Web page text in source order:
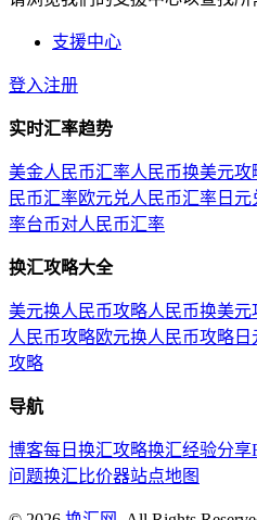
支援中心
登入注册
实时汇率趋势
美金人民币汇率人民币换美元攻
民币汇率欧元兑人民币汇率 日
率台币对人民币汇率
换汇攻略大全
美元换人民币攻略人民币换美元
人民币攻略欧元换人民币攻略
攻略
导航
博客每日换汇攻略换汇经验分享
问题换汇比价器站点地图